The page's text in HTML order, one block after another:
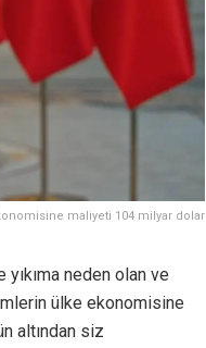
maliyeti 104 milyar dolar
neden olan ve
ülke ekonomisine
altından siz